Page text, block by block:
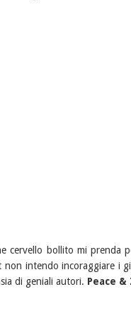
cervello bollito mi prenda
intendo incoraggiare i
di geniali autori. Peace &